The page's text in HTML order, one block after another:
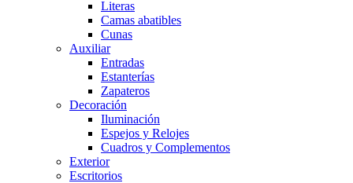
Literas
Camas abatibles
Cunas
Auxiliar
Entradas
Estanterías
Zapateros
Decoración
Iluminación
Espejos y Relojes
Cuadros y Complementos
Exterior
Escritorios